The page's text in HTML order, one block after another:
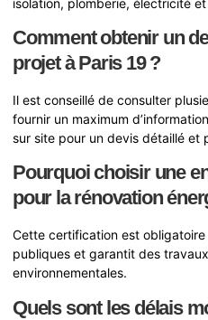
Comment obtenir un
projet à Paris 19 ?
Il est conseillé de consulter
fournir un maximum
sur site pour un devis détaillé et
Pourquoi choisir une
pour la rénovation
Cette certification est
publiques et garantit des
environnementales.
Quels sont les délais